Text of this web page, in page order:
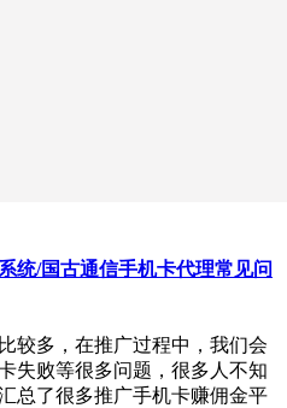
统/国古通信手机卡代理常见问
较多，在推广过程中，我们会
失败等很多问题，很多人不知
总了很多推广手机卡赚佣金平